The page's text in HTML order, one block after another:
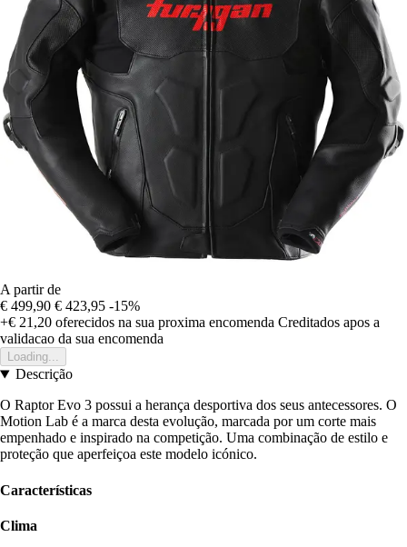
A partir de
€ 499,90 € 423,95 -15%
+€ 21,20 oferecidos na sua proxima encomenda Creditados apos a
validacao da sua encomenda
Loading...
Descrição
O Raptor Evo 3 possui a herança desportiva dos seus antecessores. O
Motion Lab é a marca desta evolução, marcada por um corte mais
empenhado e inspirado na competição. Uma combinação de estilo e
proteção que aperfeiçoa este modelo icónico.
Características
Clima